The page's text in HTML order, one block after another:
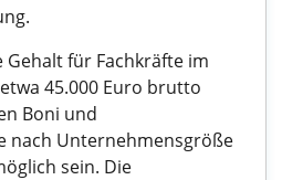
für Fachkräfte im
45.000 Euro brutto
Boni und
nach Unternehmensgröße
sein. Die